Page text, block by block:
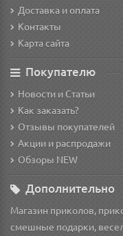
Доставка и оплата
Контакты
Карта сайта
Покупателю
Новости и Статьи
Как заказать?
Отзывы покупателей
Акции и распродажи
Обзоры NEW
Дополнительно
Магазин приколов,
смешные подарки,